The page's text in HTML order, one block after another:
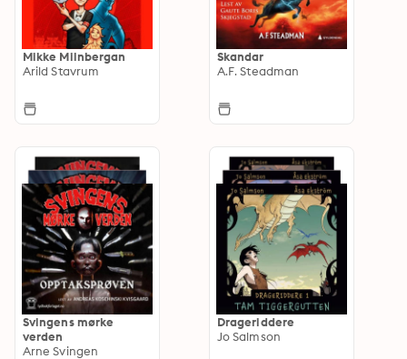
Mikke Milnbergan
Arild Stavrum
Skandar
A.F. Steadman
Svingens mørke
verden
Arne Svingen
Drageriddere
Jo Salmson